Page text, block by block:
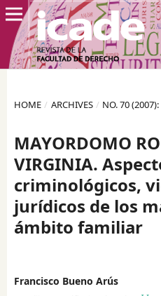
HOME / ARCHIVES / NO. 70
MAYORDOMO
VIRGINIA.
criminológicos,
jurídicos de los
ámbito familiar
Francisco Bueno Arús